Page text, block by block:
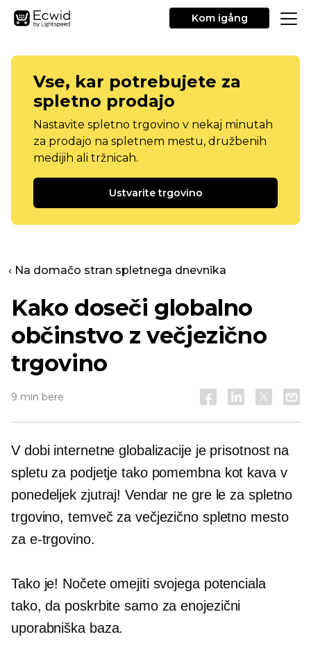
Kom igång
Vse, kar potrebujete za
spletno prodajo
Nastavite spletno trgovino v nekaj minutah
za prodajo na spletnem mestu, družbenih
medijih ali tržnicah.
Ustvarite trgovino
‹ Na domačo stran spletnega dnevnika
Kako doseči globalno
občinstvo z večjezično
trgovino
9 min bere
V dobi internetne globalizacije je prisotnost na
spletu za podjetje tako pomembna kot kava v
ponedeljek zjutraj! Vendar ne gre le za spletno
trgovino, temveč za večjezično spletno mesto
za e-trgovino.
Tako je! Nočete omejiti svojega potenciala
tako, da poskrbite samo zaenojezični
uporabniška baza.